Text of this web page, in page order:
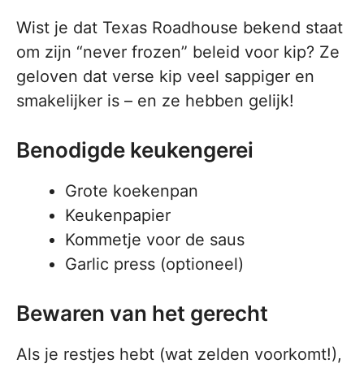
Wist je dat Texas Roadhouse bekend staat
om zijn “never frozen” beleid voor kip? Ze
geloven dat verse kip veel sappiger en
smakelijker is – en ze hebben gelijk!
Benodigde keukengerei
Grote koekenpan
Keukenpapier
Kommetje voor de saus
Garlic press (optioneel)
Bewaren van het gerecht
Als je restjes hebt (wat zelden voorkomt!),